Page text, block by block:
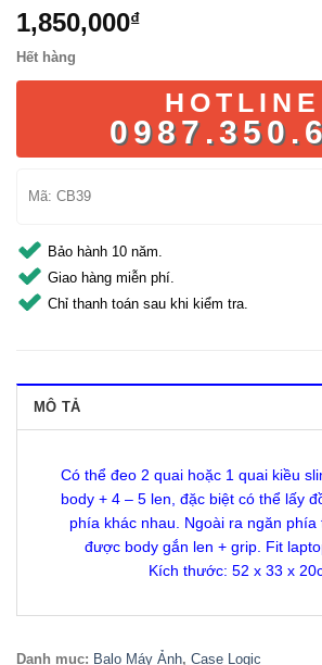
1,850,000₫
Hết hàng
HOTLINE
Mã: CB39
Bảo hành 10 năm.
Giao hàng miễn phí.
Chỉ thanh toán sau khi kiểm tra.
MÔ TẢ
Có thể đeo 2 quai hoặc 1 quai kiều
body + 4 – 5 len, đặc biệt có thể lấy
phía khác nhau. Ngoài ra ngăn phía
được body gắn len + grip. Fit
Kích thước: 52 x 33 x
Danh mục: Balo Máy Ảnh, Case Logic